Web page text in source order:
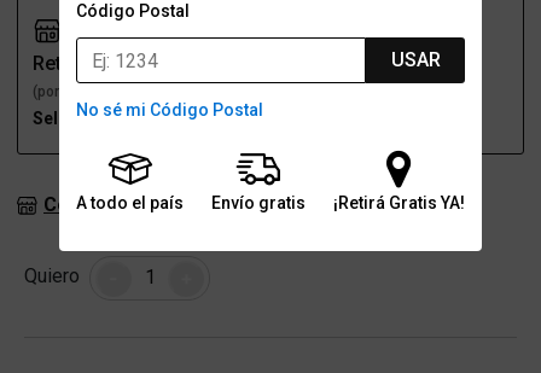
Código Postal
USAR
No sé mi Código Postal
A todo el país Envío gratis ¡Retirá Gratis YA!
Retiro
(por una sucursal)
Seleccioná talle
Consultar stock en sucursales
Quiero Cantidad